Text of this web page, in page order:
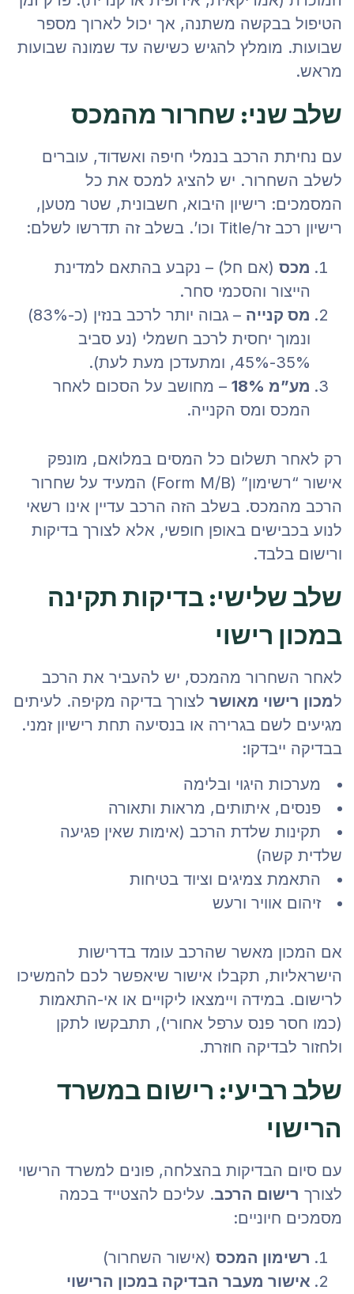
הטיפול בבקשה משתנה, אך יכול לארוך מספר
שבועות. מומלץ להגיש כשישה עד שמונה שבועות
מראש.
שלב שני: שחרור מהמכס
עם נחיתת הרכב בנמלי חיפה ואשדוד, עוברים
לשלב השחרור. יש להציג למכס את כל
המסמכים: רישיון היבוא, חשבונית, שטר מטען,
רישיון רכב זר/Title וכו’. בשלב זה תדרשו לשלם:
מכס(אם חל) – נקבע בהתאם למדינת
הייצור והסכמי סחר.
מס קנייה
– גבוה יותר לרכב בנזין (כ-83%)
ונמוך יחסית לרכב חשמלי (נע סביב
35%-45%, ומתעדכן מעת לעת).
מע”מ 18%
– מחושב על הסכום לאחר
המכס ומס הקנייה.
רק לאחר תשלום כל המסים במלואם, מונפק
אישור “רשימון” (Form M/B) המעיד על שחרור
הרכב מהמכס. בשלב הזה הרכב עדיין אינו רשאי
לנוע בכבישים באופן חופשי, אלא לצורך בדיקות
ורישום בלבד.
שלב שלישי: בדיקות תקינה
במכון רישוי
לאחר השחרור מהמכס, יש להעביר את הרכב
מכון רישוי מאושרלצורך בדיקה מקיפה. לעיתים
מגיעים לשם בגרירה או בנסיעה תחת רישיון זמני.
בבדיקה ייבדקו:
מערכות היגוי ובלימה
פנסים, איתותים, מראות ותאורה
תקינות שלדת הרכב (אימות שאין פגיעה
שלדית קשה)
התאמת צמיגים וציוד בטיחות
זיהום אוויר ורעש
אם המכון מאשר שהרכב עומד בדרישות
הישראליות, תקבלו אישור שיאפשר לכם להמשיכו
לרישום. במידה ויימצאו ליקויים או אי-התאמות
(כמו חסר פנס ערפל אחורי), תתבקשו לתקן
ולחזור לבדיקה חוזרת.
שלב רביעי: רישום במשרד
הרישוי
עם סיום הבדיקות בהצלחה, פונים למשרד הרישוי
לצורךרישום הרכב. עליכם להצטייד בכמה
מסמכים חיוניים:
רשימון המכס(אישור השחרור)
אישור מעבר הבדיקה במכון הרישוי